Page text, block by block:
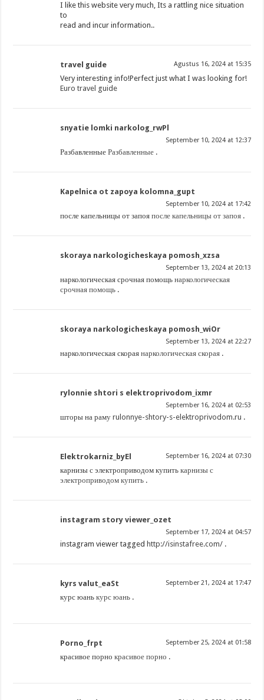
I like this website very much, Its a rattling nice situation
to
read and incur information..
travel guide Agustus 16, 2024 at 15:35
Very interesting info!Perfect just what I was looking for!
Euro travel guide
snyatie lomki narkolog_rwPl
September 10, 2024 at 12:37
РазбавленныеРазбавленные .
Kapelnica ot zapoya kolomna_gupt
September 10, 2024 at 17:42
после капельницы от запояпосле капельницы от запоя .
skoraya narkologicheskaya pomosh_xzsa
September 13, 2024 at 20:13
наркологическая срочная помощьнаркологическая
срочная помощь .
skoraya narkologicheskaya pomosh_wiOr
September 13, 2024 at 22:27
наркологическая скораянаркологическая скорая .
rylonnie shtori s elektroprivodom_ixmr
September 16, 2024 at 02:53
шторы на рамуrulonnye-shtory-s-elektroprivodom.ru .
Elektrokarniz_byEl September 16, 2024 at 07:30
карнизы с электроприводом купитькарнизы с
электроприводом купить .
instagram story viewer_ozet
September 17, 2024 at 04:57
instagram viewer tagged http://isinstafree.com/ .
kyrs valut_eaSt September 21, 2024 at 17:47
курс юанькурс юань .
Porno_frpt September 25, 2024 at 01:58
красивое порнокрасивое порно .